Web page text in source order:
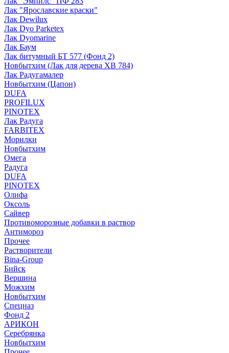
Лак "Ярославские краски"
Лак Dewilux
Лак Dyo Parketex
Лак Dyomarine
Лак Баум
Лак битумный БТ 577 (Фонд 2)
Новбытхим (Лак для дерева ХВ 784)
Лак Радугамалер
Новбытхим (Цапон)
DUFA
PROFILUX
PINOTEX
Лак Радуга
FARBITEX
Морилки
Новбытхим
Омега
Радуга
DUFA
PINOTEX
Олифа
Оксоль
Сайвер
Противоморозные добавки в раствор
Антимороз
Прочее
Растворители
Bina-Group
Бийск
Вершина
Можхим
Новбытхим
Спецназ
Фонд 2
АРИКОН
Серебрянка
Новбытхим